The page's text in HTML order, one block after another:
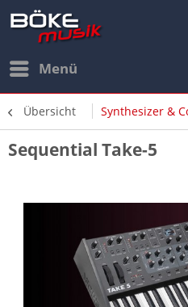
Menü
Übersicht Synthesizer &
Sequential Take-5